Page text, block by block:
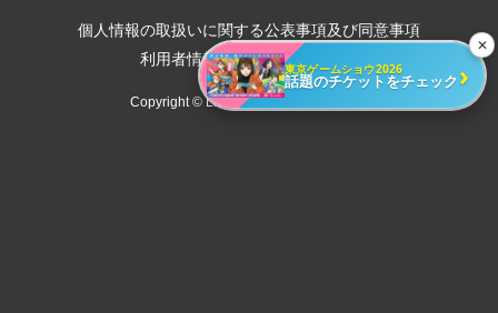
個人情報の取扱いに関する公表事項及び同意事項
利用者情報の外部送信について
Copyright © Lawson Entertainment, Inc.
✕
東京ゲームショウ2026
話題のチケットをチェック ›